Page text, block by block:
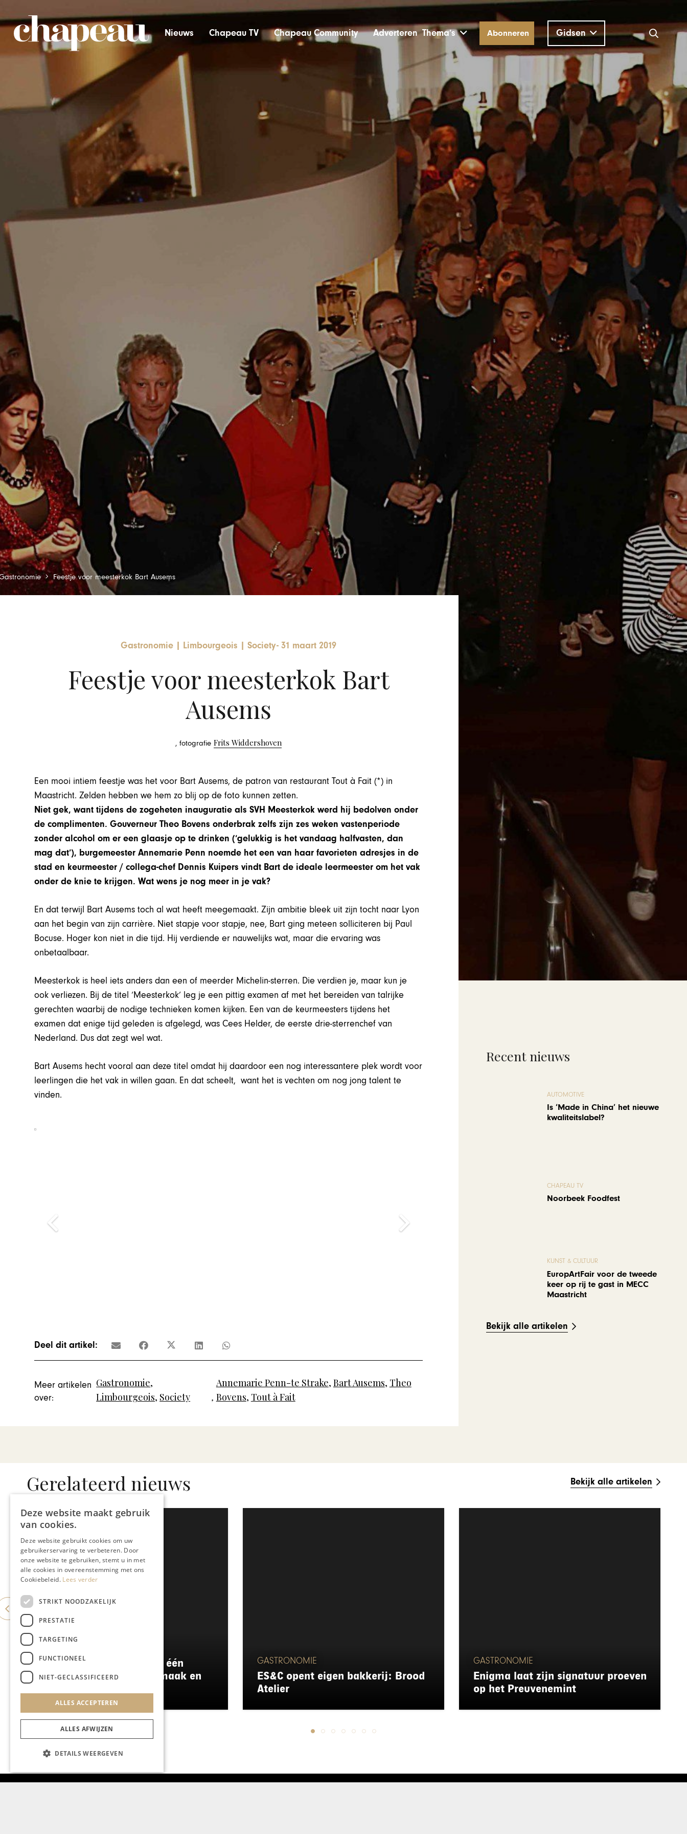
Nieuws Chapeau TV Chapeau Community Adverteren Thema’s Abonneren Gidsen
Feestje voor meesterkok Bart Ausems
Gastronomie | Limbourgeois | Society-31 maart 2019
Feestje voor meesterkok Bart
Ausems
, fotografieFrits Widdershoven
Een mooi intiem feestje was het voor Bart Ausems, de patron van restaurant Tout à Fait (*) in
Maastricht. Zelden hebben we hem zo blij op de foto kunnen zetten.
Niet gek, want tijdens de zogeheten inauguratie als SVH Meesterkok werd hij bedolven onder
de complimenten. Gouverneur Theo Bovens onderbrak zelfs zijn zes weken vastenperiode
zonder alcohol om er een glaasje op te drinken (‘gelukkig is het vandaag halfvasten, dan
mag dat’), burgemeester Annemarie Penn noemde het een van haar favorieten adresjes in de
stad en keurmeester / collega-chef Dennis Kuipers vindt Bart de ideale leermeester om het vak
onder de knie te krijgen. Wat wens je nog meer in je vak?
En dat terwijl Bart Ausems toch al wat heeft meegemaakt. Zijn ambitie bleek uit zijn tocht naar Lyon
aan het begin van zijn carrière. Niet stapje voor stapje, nee, Bart ging meteen solliciteren bij Paul
Bocuse. Hoger kon niet in die tijd. Hij verdiende er nauwelijks wat, maar die ervaring was
onbetaalbaar.
Meesterkok is heel iets anders dan een of meerder Michelin-sterren. Die verdien je, maar kun je
ook verliezen. Bij de titel ‘Meesterkok’ leg je een pittig examen af met het bereiden van talrijke
gerechten waarbij de nodige technieken komen kijken. Een van de keurmeesters tijdens het
examen dat enige tijd geleden is afgelegd, was Cees Helder, de eerste drie-sterrenchef van
Nederland. Dus dat zegt wel wat.
Bart Ausems hecht vooral aan deze titel omdat hij daardoor een nog interessantere plek wordt voor
leerlingen die het vak in willen gaan. En dat scheelt, want het is vechten om nog jong talent te
vinden.
Deel dit artikel:
Meer artikelen
over:
Gastronomie,
Limbourgeois, Society ,
Annemarie Penn-te Strake, Bart Ausems, Theo
Bovens, Tout à Fait
Recent nieuws
AUTOMOTIVE
Is ‘Made in China’ het nieuwe
kwaliteitslabel?
CHAPEAU TV
Noorbeek Foodfest
KUNST & CULTUUR
EuropArtFair voor de tweede
keer op rij te gast in MECC
Maastricht
Bekijk alle artikelen
Gerelateerd nieuws Bekijk alle artikelen
Damianz stapt over naar één
menu: meer kwaliteit, smaak en
GASTRONOMIE
ES&C opent eigen bakkerij: Brood
Atelier
GASTRONOMIE
Enigma laat zijn signatuur proeven
op het Preuvenemint
Deze website maakt gebruik
van cookies.
Deze website gebruikt cookies om uw
gebruikerservaring te verbeteren. Door
onze website te gebruiken, stemt u in met
alle cookies in overeenstemming met ons
Cookiebeleid. Lees verder
STRIKT NOODZAKELIJK
PRESTATIE
TARGETING
FUNCTIONEEL
NIET-GECLASSIFICEERD
ALLES ACCEPTEREN
ALLES AFWIJZEN
DETAILS WEERGEVEN